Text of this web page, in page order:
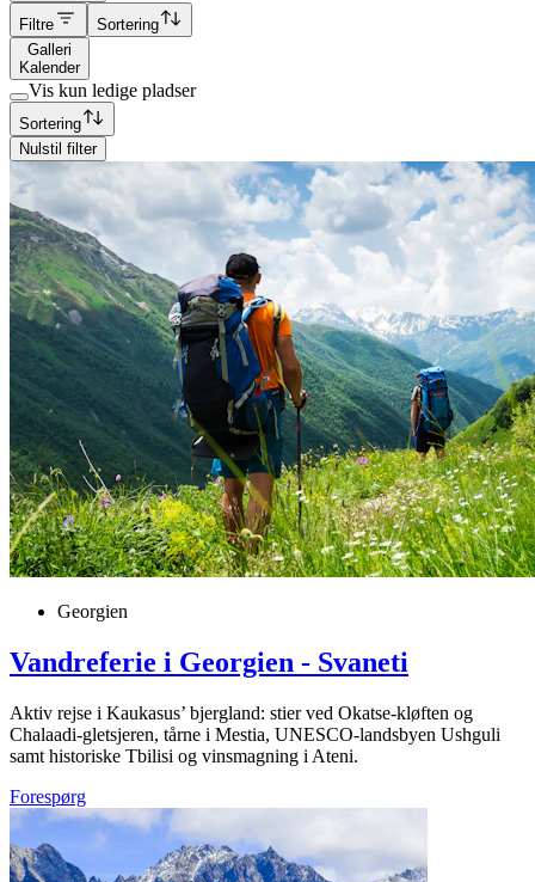
Filtre
Sortering
Galleri
Kalender
Vis kun ledige pladser
Sortering
Nulstil filter
Georgien
Vandreferie i Georgien - Svaneti
Aktiv rejse i Kaukasus’ bjergland: stier ved Okatse-kløften og
Chalaadi-gletsjeren, tårne i Mestia, UNESCO-landsbyen Ushguli
samt historiske Tbilisi og vinsmagning i Ateni.
Forespørg